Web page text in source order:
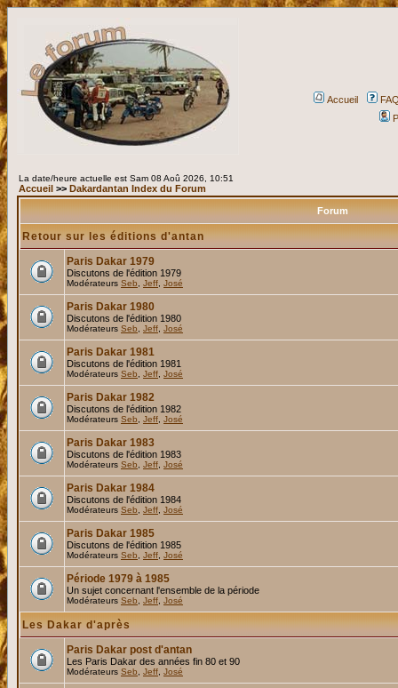
Accueil
La date/heure actuelle est Sam 08 Aoû 2026, 10:51
Accueil >> Dakardantan Index du Forum
Forum
Retour sur les éditions d'antan
Paris Dakar 1979
Discutons de l'édition 1979
Modérateurs Seb Jeff José
Paris Dakar 1980
Discutons de l'édition 1980
Modérateurs Seb Jeff José
Paris Dakar 1981
Discutons de l'édition 1981
Modérateurs Seb Jeff José
Paris Dakar 1982
Discutons de l'édition 1982
Modérateurs Seb Jeff José
Paris Dakar 1983
Discutons de l'édition 1983
Modérateurs Seb Jeff José
Paris Dakar 1984
Discutons de l'édition 1984
Modérateurs Seb Jeff José
Paris Dakar 1985
Discutons de l'édition 1985
Modérateurs Seb Jeff José
Période 1979 à 1985
Un sujet concernant l'ensemble de la période
Modérateurs Seb Jeff José
Les Dakar d'après
Paris Dakar post d'antan
Les Paris Dakar des années fin 80 et 90
Modérateurs Seb Jeff José